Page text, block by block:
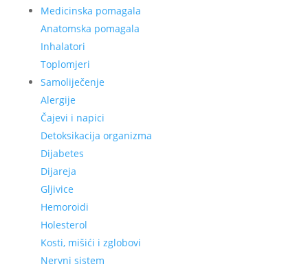
Medicinska pomagala
Anatomska pomagala
Inhalatori
Toplomjeri
Samoliječenje
Alergije
Čajevi i napici
Detoksikacija organizma
Dijabetes
Dijareja
Gljivice
Hemoroidi
Holesterol
Kosti, mišići i zglobovi
Nervni sistem